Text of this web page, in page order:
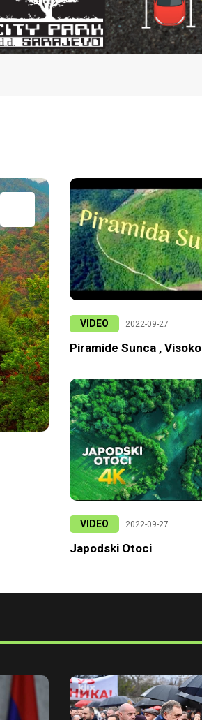
VIDEO 2022-09-27
Piramide Sunca , Visoko
VIDEO 2022-09-27
Japodski Otoci